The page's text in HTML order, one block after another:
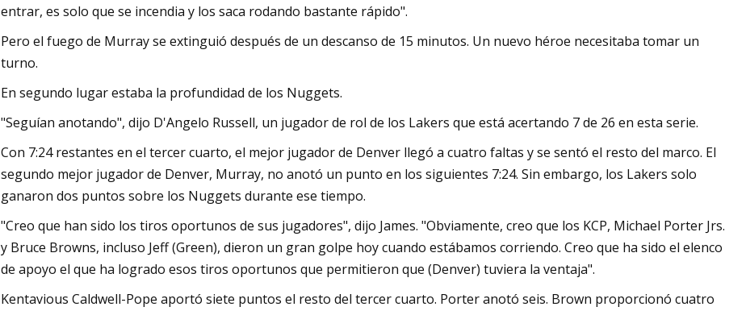
entrar, es solo que se incendia y los saca rodando bastante rápido".
Pero el fuego de Murray se extinguió después de un descanso de 15 minutos. Un nuevo héroe necesitaba tomar un
turno.
En segundo lugar estaba la profundidad de los Nuggets.
"Seguían anotando", dijo D'Angelo Russell, un jugador de rol de los Lakers que está acertando 7 de 26 en esta serie.
Con 7:24 restantes en el tercer cuarto, el mejor jugador de Denver llegó a cuatro faltas y se sentó el resto del marco. El
segundo mejor jugador de Denver, Murray, no anotó un punto en los siguientes 7:24. Sin embargo, los Lakers solo
ganaron dos puntos sobre los Nuggets durante ese tiempo.
"Creo que han sido los tiros oportunos de sus jugadores", dijo James. "Obviamente, creo que los KCP, Michael Porter Jrs.
y Bruce Browns, incluso Jeff (Green), dieron un gran golpe hoy cuando estábamos corriendo. Creo que ha sido el elenco
de apoyo el que ha logrado esos tiros oportunos que permitieron que (Denver) tuviera la ventaja".
Kentavious Caldwell-Pope aportó siete puntos el resto del tercer cuarto. Porter anotó seis. Brown proporcionó cuatro